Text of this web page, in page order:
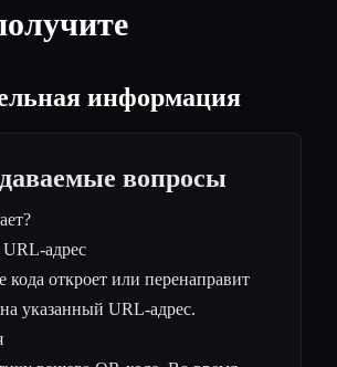
информация
вопросы
адрес
кода откроет или перенаправит
указанный URL-адрес.